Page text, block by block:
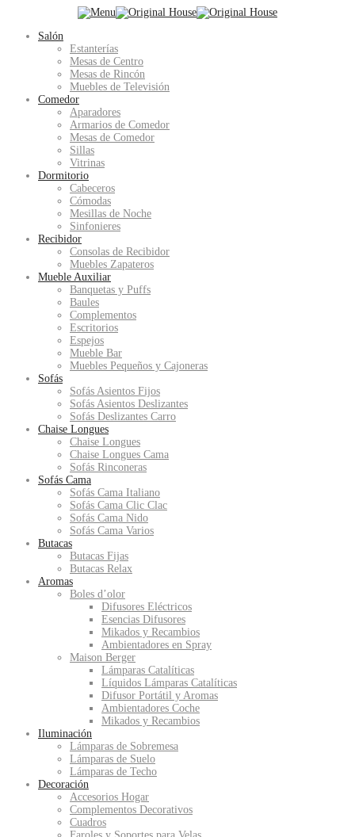
Salón
Estanterías
Mesas de Centro
Mesas de Rincón
Muebles de Televisión
Comedor
Aparadores
Armarios de Comedor
Mesas de Comedor
Sillas
Vitrinas
Dormitorio
Cabeceros
Cómodas
Mesillas de Noche
Sinfonieres
Recibidor
Consolas de Recibidor
Muebles Zapateros
Mueble Auxiliar
Banquetas y Puffs
Baules
Complementos
Escritorios
Espejos
Mueble Bar
Muebles Pequeños y Cajoneras
Sofás
Sofás Asientos Fijos
Sofás Asientos Deslizantes
Sofás Deslizantes Carro
Chaise Longues
Chaise Longues
Chaise Longues Cama
Sofás Rinconeras
Sofás Cama
Sofás Cama Italiano
Sofás Cama Clic Clac
Sofás Cama Nido
Sofás Cama Varios
Butacas
Butacas Fijas
Butacas Relax
Aromas
Boles d’olor
Difusores Eléctricos
Esencias Difusores
Mikados y Recambios
Ambientadores en Spray
Maison Berger
Lámparas Catalíticas
Líquidos Lámparas Catalíticas
Difusor Portátil y Aromas
Ambientadores Coche
Mikados y Recambios
Iluminación
Lámparas de Sobremesa
Lámparas de Suelo
Lámparas de Techo
Decoración
Accesorios Hogar
Complementos Decorativos
Cuadros